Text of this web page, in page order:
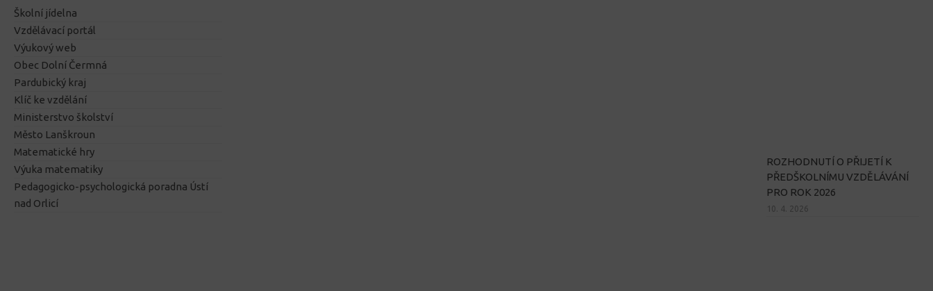
Školní jídelna
Vzdělávací portál
Výukový web
Obec Dolní Čermná
Pardubický kraj
Klíč ke vzdělání
Ministerstvo školství
Město Lanškroun
Matematické hry
Výuka matematiky
Pedagogicko-psychologická poradna Ústí
nad Orlicí
ROZHODNUTÍ O PŘIJETÍ K
PŘEDŠKOLNÍMU VZDĚLÁVÁNÍ
PRO ROK 2026
10. 4. 2026